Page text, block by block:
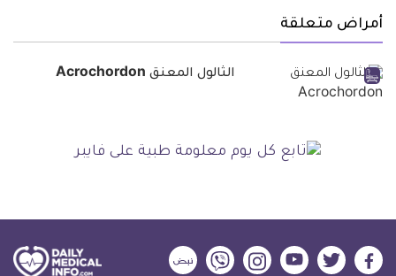
أمراض متعلقة
الثالول المعنق Acrochordon
ديلي
ديلي
ديلي
ديلي
ديلي
ديلي